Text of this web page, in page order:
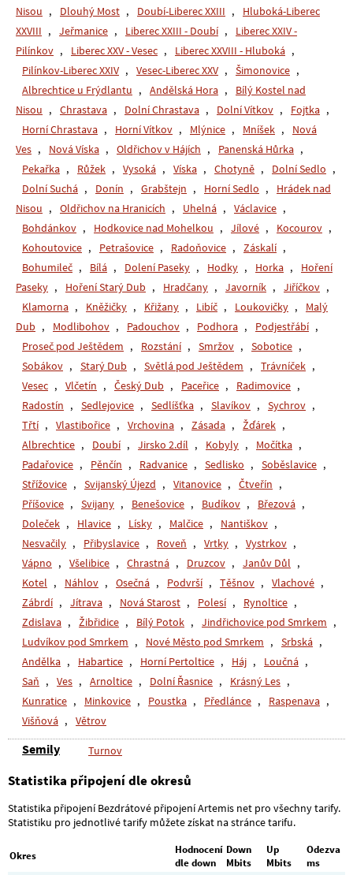
Nisou , Dlouhý Most , Doubí-Liberec XXIII ,
Hluboká-Liberec
XXVIII , Jeřmanice , Liberec XXIII - Doubí ,
Liberec XXIV -
Pilínkov , Liberec XXV - Vesec , Liberec XXVIII - Hluboká ,
Pilínkov-Liberec XXIV , Vesec-Liberec XXV , Šimonovice ,
Albrechtice u Frýdlantu , Andělská Hora ,
Bílý Kostel nad
Nisou , Chrastava , Dolní Chrastava , Dolní Vítkov , Fojtka ,
Horní Chrastava , Horní Vítkov , Mlýnice , Mníšek ,
Nová
Ves , Nová Víska , Oldřichov v Hájích , Panenská Hůrka ,
Pekařka , Růžek , Vysoká , Víska , Chotyně , Dolní Sedlo ,
Dolní Suchá , Donín , Grabštejn , Horní Sedlo ,
Hrádek nad
Nisou , Oldřichov na Hranicích , Uhelná , Václavice ,
Bohdánkov , Hodkovice nad Mohelkou , Jílové , Kocourov ,
Kohoutovice , Petrašovice , Radoňovice , Záskalí ,
Bohumileč , Bílá , Dolení Paseky , Hodky , Horka ,
Hoření
Paseky , Hoření Starý Dub , Hradčany , Javorník , Jiříčkov ,
Klamorna , Kněžičky , Křižany , Libíč , Loukovičky ,
Malý
Dub , Modlibohov , Padouchov , Podhora , Podjestřábí ,
Proseč pod Ještědem , Rozstání , Smržov , Sobotice ,
Sobákov , Starý Dub , Světlá pod Ještědem , Trávníček ,
Vesec , Vlčetín , Český Dub , Paceřice , Radimovice ,
Radostín , Sedlejovice , Sedlíšťka , Slavíkov , Sychrov ,
Třtí , Vlastibořice , Vrchovina , Zásada , Žďárek ,
Albrechtice , Doubí , Jirsko 2.díl , Kobyly , Močítka ,
Padařovice , Pěnčín , Radvanice , Sedlisko , Soběslavice ,
Střížovice , Svijanský Újezd , Vitanovice , Čtveřín ,
Příšovice , Svijany , Benešovice , Budíkov , Březová ,
Doleček , Hlavice , Lísky , Malčice , Nantiškov ,
Nesvačily , Přibyslavice , Roveň , Vrtky , Vystrkov ,
Vápno , Všelibice , Chrastná , Druzcov , Janův Důl ,
Kotel , Náhlov , Osečná , Podvrší , Těšnov , Vlachové ,
Zábrdí , Jítrava , Nová Starost , Polesí , Rynoltice ,
Zdislava , Žibřidice , Bílý Potok , Jindřichovice pod Smrkem ,
Ludvíkov pod Smrkem , Nové Město pod Smrkem , Srbská ,
Andělka , Habartice , Horní Pertoltice , Háj , Loučná ,
Saň , Ves , Arnoltice , Dolní Řasnice , Krásný Les ,
Kunratice , Minkovice , Poustka , Předlánce , Raspenava ,
Višňová , Větrov
Semily Turnov
Statistika připojení dle okresů
Statistika připojení Bezdrátové připojení Artemis net pro všechny tarify.
Statistiku pro jednotlivé tarify můžete získat na stránce tarifu.
Okres
Hodnocení
dle down
Down
Mbits
Up
Mbits
Odezva
ms